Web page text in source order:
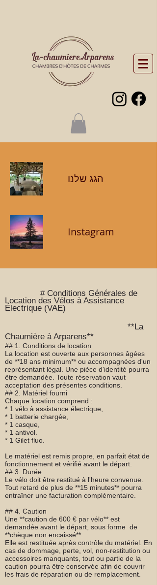
הגג שלנו
Instagram
# Conditions Générales de
Location des Vélos à Assistance
Électrique (VAE)
**La
Chaumière à Arparens**
## 1. Conditions de location
La location est ouverte aux personnes âgées
de **18 ans minimum** ou accompagnées d'un
représentant légal. Une pièce d'identité pourra
être demandée. Toute réservation vaut
acceptation des présentes conditions.
## 2. Matériel fourni
Chaque location comprend :
* 1 vélo à assistance électrique,
* 1 batterie chargée,
* 1 casque,
* 1 antivol.
* 1 Gilet fluo.
Le matériel est remis propre, en parfait état de
fonctionnement et vérifié avant le départ.
## 3. Durée
Le vélo doit être restitué à l'heure convenue.
Tout retard de plus de **15 minutes** pourra
entraîner une facturation complémentaire.
## 4. Caution
Une **caution de 600 € par vélo** est
demandée avant le départ, sous forme de
**chèque non encaissé**.
Elle est restituée après contrôle du matériel. En
cas de dommage, perte, vol, non-restitution ou
accessoires manquants, tout ou partie de la
caution pourra être conservée afin de couvrir
les frais de réparation ou de remplacement.